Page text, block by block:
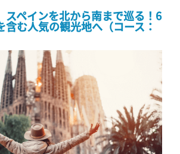
スペインを北から南まで巡る！6
含む人気の観光地へ（コース：